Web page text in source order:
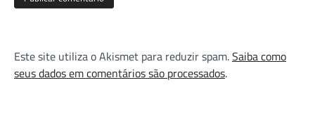
Este site utiliza o Akismet para reduzir spam.Saiba como
seus dados em comentários são processados.